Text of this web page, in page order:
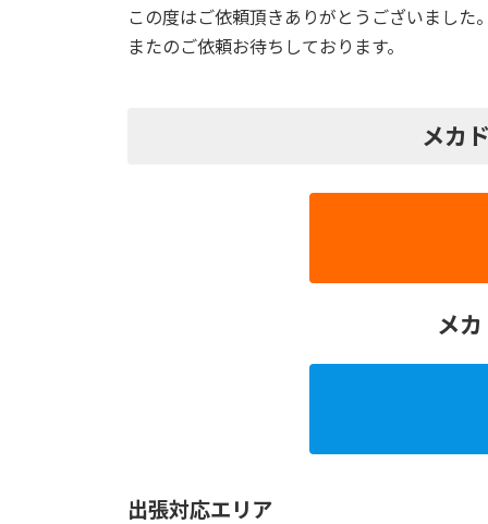
この度はご依頼頂きありがとうございました
またのご依頼お待ちしております。
メカ
メ
出張対応エリア